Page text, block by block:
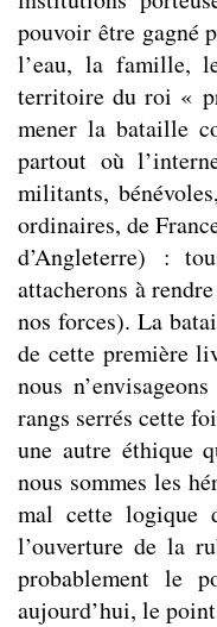
pouvoir être gagné
l’eau, la famille,
territoire du roi «
mener la bataille
partout où
militants,
ordinaires, de
d’Angleterre) :
attacherons à
nos forces). La
de cette première
nous
rangs serrés cette
une autre éthique
nous sommes les
mal cette logique
l’ouverture de la
probablement le
aujourd’hui, le